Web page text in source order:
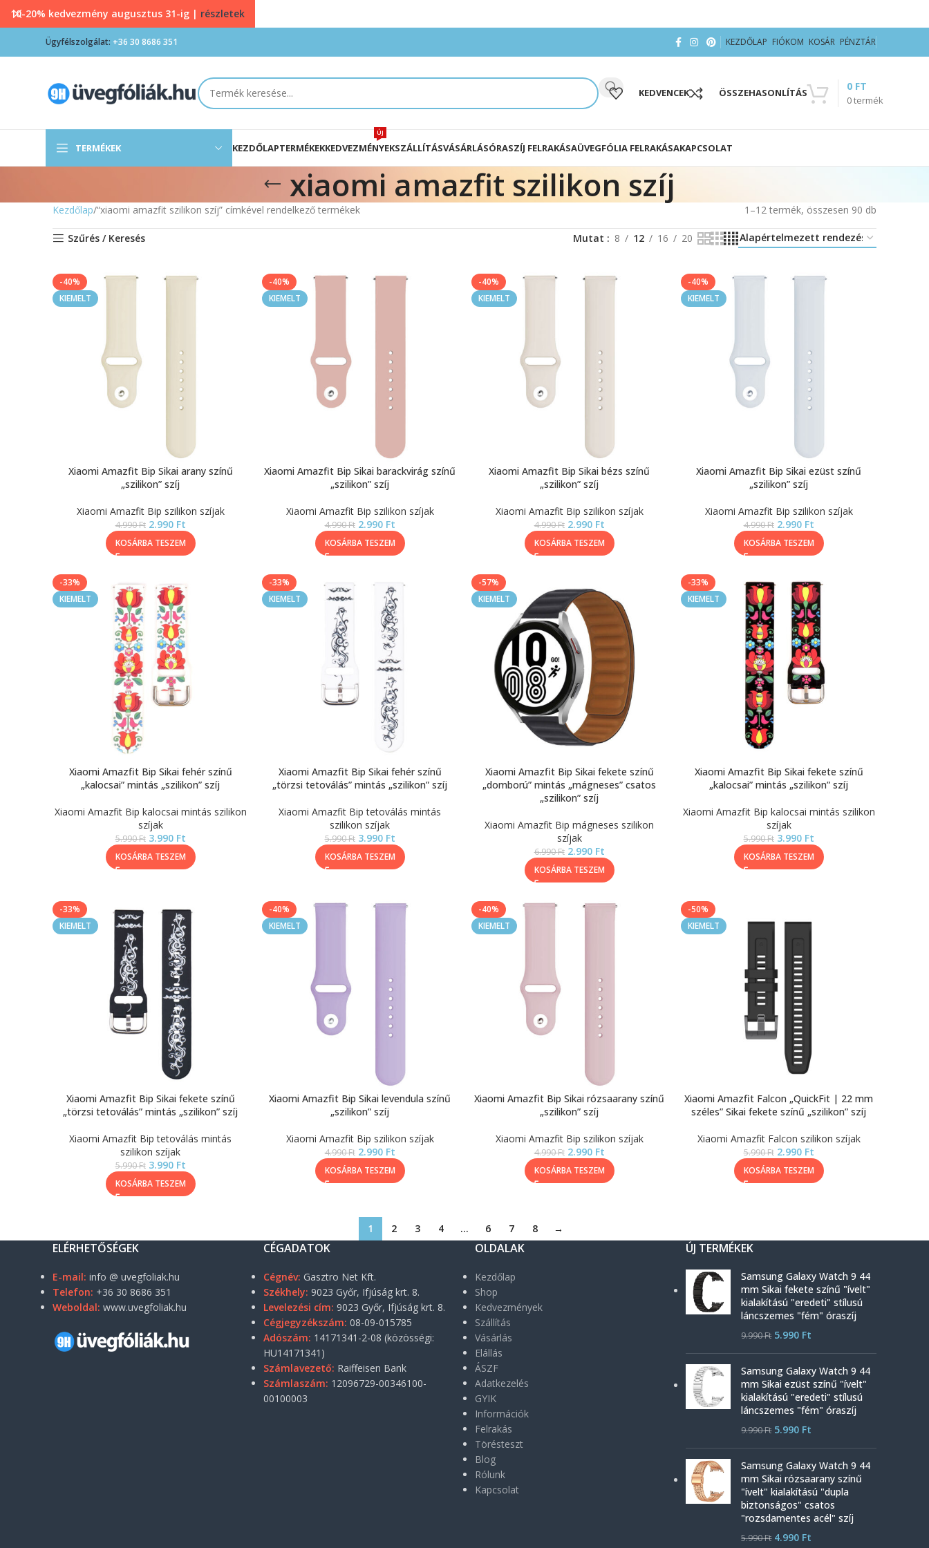
Ügyfélszolgálat: +36 30 8686 351 KEZDŐLAP FIÓKOM KOSÁR PÉNZTÁR
KEDVENCEK ÖSSZEHASONLÍTÁS
0termék
0 FT
TERMÉKEK KEZDŐLAPTERMÉKEKKEDVEZMÉNYEK
ÚJ
SZÁLLÍTÁSVÁSÁRLÁSÓRASZÍJ FELRAKÁSAÜVEGFÓLIA FELRAKÁSAKAPCSOLAT
xiaomi amazfit szilikon szíj
Kezdőlap “xiaomi amazfit szilikon szíj” címkével rendelkező termékek 1–12 termék, összesen 90 db
Szűrés / Keresés Mutat 8 12 16 20
-40%
KIEMELT
Xiaomi Amazfit Bip Sikai arany színű
„szilikon” szíj
Xiaomi Amazfit Bip szilikon szíjak
4.990Ft 2.990 Ft
KOSÁRBA TESZEM
-40%
KIEMELT
Xiaomi Amazfit Bip Sikai barackvirág színű
„szilikon” szíj
Xiaomi Amazfit Bip szilikon szíjak
4.990Ft 2.990 Ft
KOSÁRBA TESZEM
-40%
KIEMELT
Xiaomi Amazfit Bip Sikai bézs színű
„szilikon” szíj
Xiaomi Amazfit Bip szilikon szíjak
4.990Ft 2.990 Ft
KOSÁRBA TESZEM
-40%
KIEMELT
Xiaomi Amazfit Bip Sikai ezüst színű
„szilikon” szíj
Xiaomi Amazfit Bip szilikon szíjak
4.990Ft 2.990 Ft
KOSÁRBA TESZEM
-33%
KIEMELT
Xiaomi Amazfit Bip Sikai fehér színű
„kalocsai” mintás „szilikon” szíj
Xiaomi Amazfit Bip kalocsai mintás szilikon
szíjak
5.990Ft 3.990 Ft
KOSÁRBA TESZEM
-33%
KIEMELT
Xiaomi Amazfit Bip Sikai fehér színű
„törzsi tetoválás” mintás „szilikon” szíj
Xiaomi Amazfit Bip tetoválás mintás
szilikon szíjak
5.990Ft 3.990 Ft
KOSÁRBA TESZEM
-57%
KIEMELT
Xiaomi Amazfit Bip Sikai fekete színű
„domború” mintás „mágneses” csatos
„szilikon” szíj
Xiaomi Amazfit Bip mágneses szilikon
szíjak
6.990Ft 2.990 Ft
KOSÁRBA TESZEM
-33%
KIEMELT
Xiaomi Amazfit Bip Sikai fekete színű
„kalocsai” mintás „szilikon” szíj
Xiaomi Amazfit Bip kalocsai mintás szilikon
szíjak
5.990Ft 3.990 Ft
KOSÁRBA TESZEM
-33%
KIEMELT
Xiaomi Amazfit Bip Sikai fekete színű
„törzsi tetoválás” mintás „szilikon” szíj
Xiaomi Amazfit Bip tetoválás mintás
szilikon szíjak
5.990Ft 3.990 Ft
KOSÁRBA TESZEM
-40%
KIEMELT
Xiaomi Amazfit Bip Sikai levendula színű
„szilikon” szíj
Xiaomi Amazfit Bip szilikon szíjak
4.990Ft 2.990 Ft
KOSÁRBA TESZEM
-40%
KIEMELT
Xiaomi Amazfit Bip Sikai rózsaarany színű
„szilikon” szíj
Xiaomi Amazfit Bip szilikon szíjak
4.990Ft 2.990 Ft
KOSÁRBA TESZEM
-50%
KIEMELT
Xiaomi Amazfit Falcon „QuickFit | 22 mm
széles” Sikai fekete színű „szilikon” szíj
Xiaomi Amazfit Falcon szilikon szíjak
5.990Ft 2.990 Ft
KOSÁRBA TESZEM
1 2 3 4 … 6 7 8 →
ELÉRHETŐSÉGEK
E-mail: info @ uvegfoliak.hu
Telefon: +36 30 8686 351
Weboldal: www.uvegfoliak.hu
CÉGADATOK
Cégnév: Gasztro Net Kft.
Székhely: 9023 Győr, Ifjúság krt. 8.
Levelezési cím: 9023 Győr, Ifjúság krt. 8.
Cégjegyzékszám: 08-09-015785
Adószám: 14171341-2-08 (közösségi:
HU14171341)
Számlavezető: Raiffeisen Bank
Számlaszám: 12096729-00346100-
00100003
OLDALAK
Kezdőlap
Shop
Kedvezmények
Szállítás
Vásárlás
Elállás
ÁSZF
Adatkezelés
GYIK
Információk
Felrakás
Törésteszt
Blog
Rólunk
Kapcsolat
ÚJ TERMÉKEK
Samsung Galaxy Watch 9 44
mm Sikai fekete színű "ívelt"
kialakítású "eredeti" stílusú
láncszemes "fém" óraszíj
9.990Ft 5.990 Ft
Samsung Galaxy Watch 9 44
mm Sikai ezüst színű "ívelt"
kialakítású "eredeti" stílusú
láncszemes "fém" óraszíj
9.990Ft 5.990 Ft
Samsung Galaxy Watch 9 44
mm Sikai rózsaarany színű
"ívelt" kialakítású "dupla
biztonságos" csatos
"rozsdamentes acél" szíj
5.990Ft 4.990 Ft
10-20% kedvezmény augusztus 31-ig | részletek